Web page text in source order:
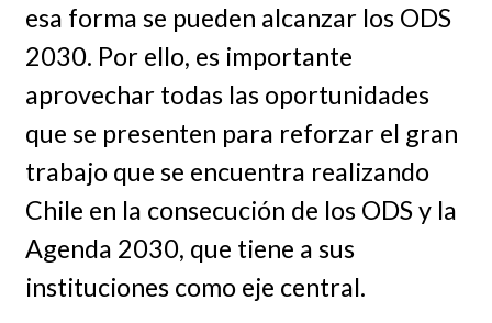
esa forma se pueden alcanzar los ODS
2030. Por ello, es importante
aprovechar todas las oportunidades
que se presenten para reforzar el gran
trabajo que se encuentra realizando
Chile en la consecución de los ODS y la
Agenda 2030, que tiene a sus
instituciones como eje central.